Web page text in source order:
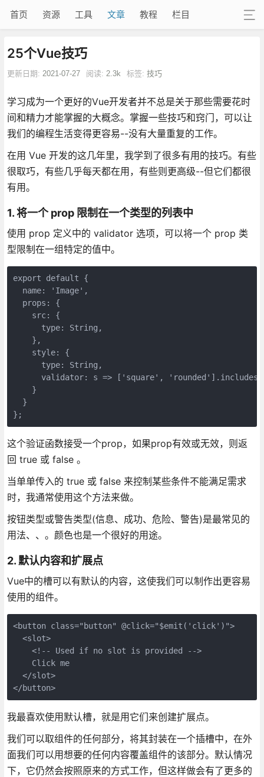
首页 资源 工具 文章 教程 栏目
25个Vue技巧
更新日期: 2021-07-27 阅读: 2.3k 标签: 技巧
学习成为一个更好的Vue开发者并不总是关于那些需要花时
间和精力才能掌握的大概念。掌握一些技巧和窍门，可以让
我们的编程生活变得更容易--没有大量重复的工作。
在用 Vue 开发的这几年里，我学到了很多有用的技巧。有些
很取巧，有些几乎每天都在用，有些则更高级--但它们都很
有用。
1. 将一个 prop 限制在一个类型的列表中
使用 prop 定义中的 validator 选项，可以将一个 prop 类
型限制在一组特定的值中。
export default {
  name: 'Image',
  props: {
    src: {
      type: String,
    },
    style: {
      type: String,
validator: s => ['square',
    }
  }
这个验证函数接受一个prop，如果prop有效或无效，则返
回 true 或 false 。
当单单传入的 true 或 false 来控制某些条件不能满足需求
时，我通常使用这个方法来做。
按钮类型或警告类型(信息、成功、危险、警告)是最常见的
用法、、。颜色也是一个很好的用途。
2. 默认内容和扩展点
Vue中的槽可以有默认的内容，这使我们可以制作出更容易
使用的组件。
<button class="button" @click="$emit('click')">
  <slot>
    <!-- Used if no slot is provided -->
    Click me
  </slot>
</button>
我最喜欢使用默认槽，就是用它们来创建扩展点。
我们可以取组件的任何部分，将其封装在一个插槽中，在外
面我们可以用想要的任何内容覆盖组件的该部分。默认情况
下，它仍然会按照原来的方式工作，但这样做会有了更多的